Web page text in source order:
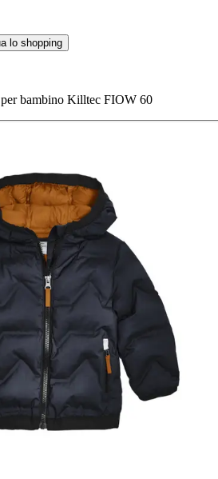
lo shopping
bambino Killtec FIOW 60